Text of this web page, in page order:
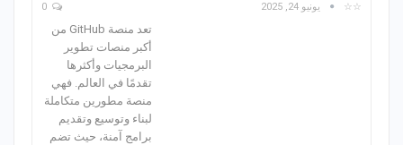
☆☆ يونيو 24, 2025
تعد منصة GitHub من
أكبر منصات تطوير
البرمجيات وأكثرها
تقدمًا في العالم. فهي
منصة مطورين متكاملة
لبناء وتوسيع وتقديم
برامج آمنة، حيث تضم